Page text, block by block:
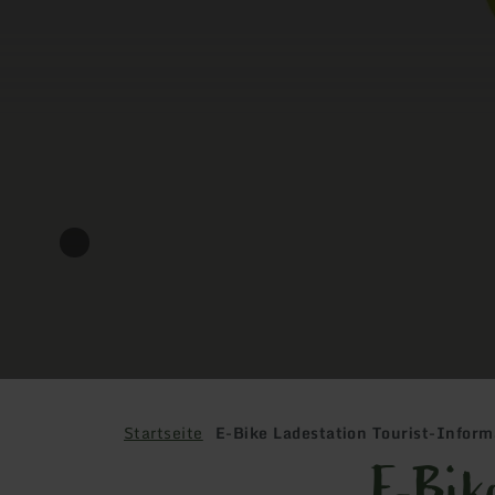
Startseite E-Bike Ladestation Tourist-